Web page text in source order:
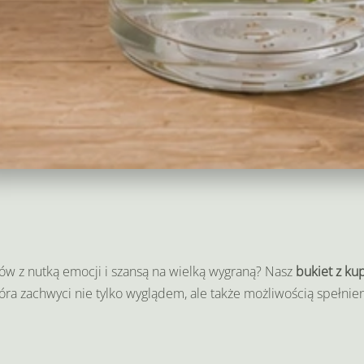
lotto
"Lotto
love
szczęście"
Numer katalogowy:628
Kategoria:Bukiety okolicznościowe
z nutką emocji i szansą na wielką wygraną? Nasz bukiet z
zachwyci nie tylko wyglądem, ale także możliwością